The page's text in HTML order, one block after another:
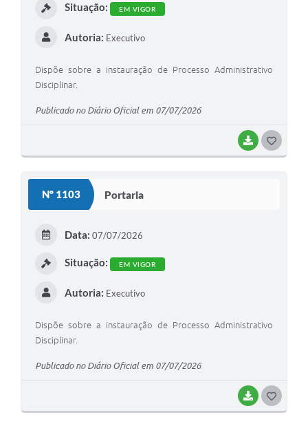
BAIXAR
Situação: EM VIGOR
Autoria: Executivo
Dispõe sobre a instauração de Processo Administrativo
Disciplinar.
Publicado no Diário Oficial em 07/07/2026
Nº 1103 Portaria
BAIXAR
Data: 07/07/2026
Situação: EM VIGOR
Autoria: Executivo
Dispõe sobre a instauração de Processo Administrativo
Disciplinar.
Publicado no Diário Oficial em 07/07/2026